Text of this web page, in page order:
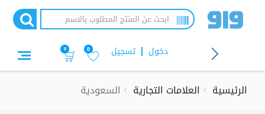
تسجيل دخول 0
0
الرئيسية العلامات التجارية السعودية